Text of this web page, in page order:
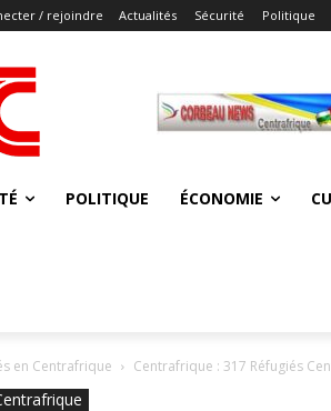
/ rejoindre Actualités Sécurité Politique
POLITIQUE ÉCONOMIE
en Centrafrique Centrafrique : 317 Réfugiés